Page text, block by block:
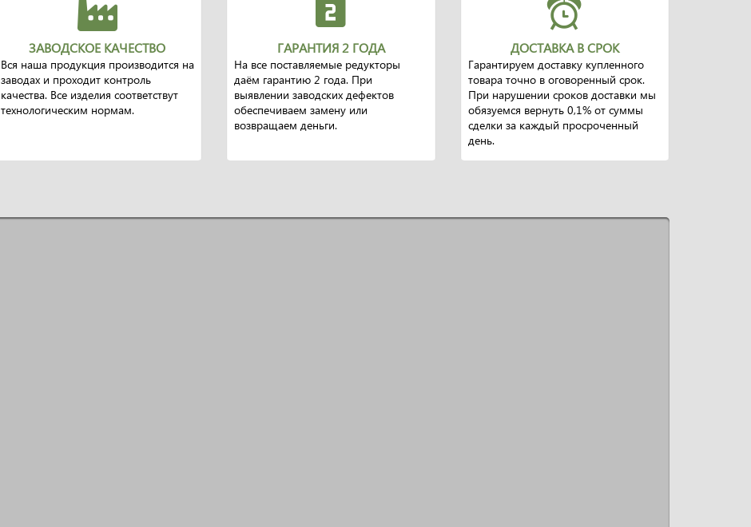
ЗАВОДСКОЕ КАЧЕСТВО
Вся наша продукция производится на
заводах и проходит контроль
качества. Все изделия соответствут
технологическим нормам.
ГАРАНТИЯ 2 ГОДА
На все поставляемые редукторы
даём гарантию 2 года. При
выявлении заводских дефектов
обеспечиваем замену или
возвращаем деньги.
ДОСТАВКА В СРОК
Гарантируем доставку купленного
товара точно в оговоренный срок.
При нарушении сроков доставки мы
обязуемся вернуть 0,1% от суммы
сделки за каждый просроченный
день.